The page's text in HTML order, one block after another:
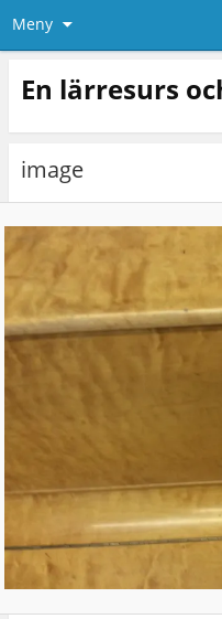
Meny
En lärresurs
image